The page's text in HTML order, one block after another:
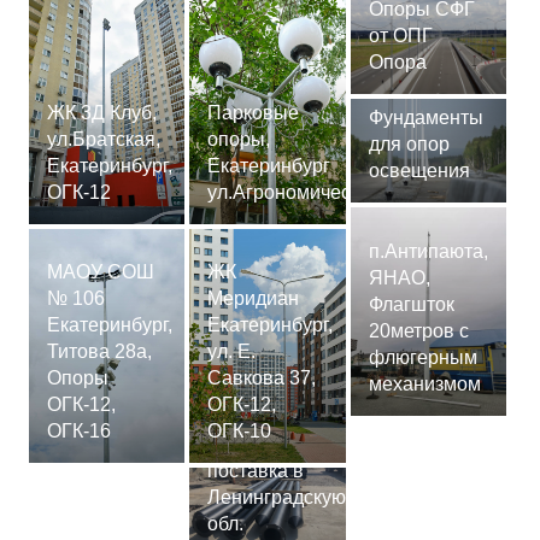
ЖК 3Д Клуб,
ул.Братская,
Екатеринбург,
ОГК-12
МАОУ СОШ
№ 106
Екатеринбург,
Титова 28а,
Опоры
ОГК-12,
ОГК-16
Парковые
опоры,
Екатеринбург
ул.Агрономическая
ЖК
Меридиан
Екатеринбург,
ул. Е.
Савкова 37,
ОГК-12,
ОГК-10
Сваи
СМ-7,75м,
поставка в
Ленинградскую
обл.
Опоры СФГ
от ОПГ
Опора
Фундаменты
для опор
освещения
п.Антипаюта,
ЯНАО,
Флагшток
20метров с
флюгерным
механизмом